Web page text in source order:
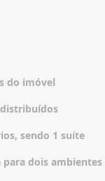
do imóvel
sendo 1 suíte
para dois ambientes